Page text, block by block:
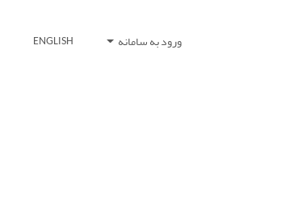
ورود به سامانه ENGLISH